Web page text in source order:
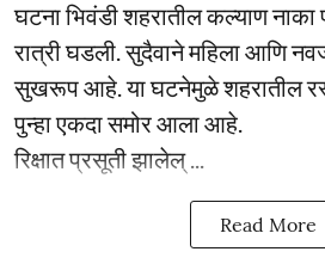
घटना भिवंडी शहरातील कल्याण नाका
रात्री घडली. सुदैवाने महिला आणि
सुखरूप आहे. या घटनेमुळे शहरातील
पुन्हा एकदा समोर आला आहे.
रिक्षात प्रसूती झालेल् ...
Read More